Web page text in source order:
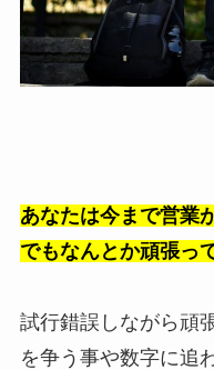
あなたは今まで営業
でもなんとか頑張っ
試行錯誤しながら頑
を争う事や数字に追